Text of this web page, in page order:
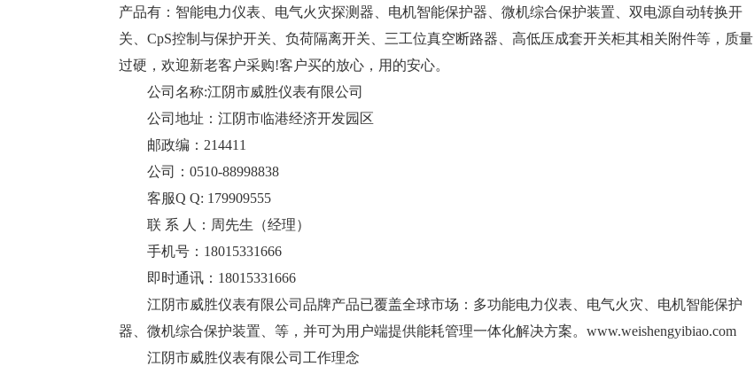
产品有：智能电力仪表、电气火灾探测器、电机智能保护器、微机综合保护装置、双电源自动转换开
关、CpS控制与保护开关、负荷隔离开关、三工位真空断路器、高低压成套开关柜其相关附件等，质量
过硬，欢迎新老客户采购!客户买的放心，用的安心。
公司名称:江阴市威胜仪表有限公司
公司地址：江阴市临港经济开发园区
邮政编：214411
公司：0510-88998838
客服Q Q: 179909555
联 系 人：周先生（经理）
手机号：18015331666
即时通讯：18015331666
江阴市威胜仪表有限公司品牌产品已覆盖全球市场：多功能电力仪表、电气火灾、电机智能保护
器、微机综合保护装置、等，并可为用户端提供能耗管理一体化解决方案。www.weishengyibiao.com
江阴市威胜仪表有限公司工作理念